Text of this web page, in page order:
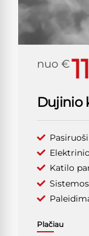
nuo €
Dujinio
Katilo
Plačiau